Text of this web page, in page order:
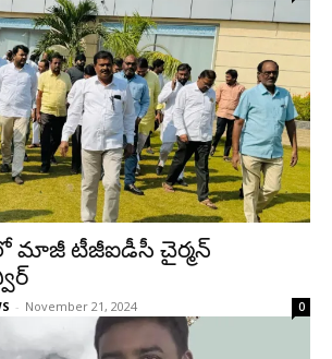
మాజీ టీజీఐడీసీ చైర్మన్
- November 21, 2024 0